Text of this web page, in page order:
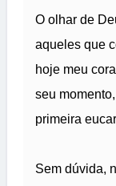
O olhar de
aqueles que
hoje meu
seu
primeira
Sem dúvida,